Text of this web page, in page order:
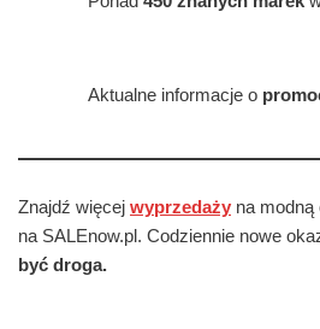
Aktualne informacje o
Znajdź więcej wyprzedaży na modną
na SALEnow.pl. Codziennie nowe
być droga.